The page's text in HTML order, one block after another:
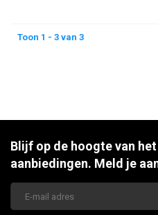
Toon 1 - 3 van 3
Blijf op de hoogte van
aanbiedingen. Meld je